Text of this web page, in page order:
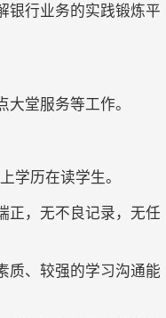
银行业务的实践锻炼平
堂服务等工作。
学历在读学生。
正，无不良记录，无任
质、较强的学习沟通能